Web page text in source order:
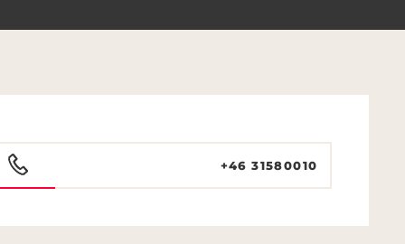
+46 31580010